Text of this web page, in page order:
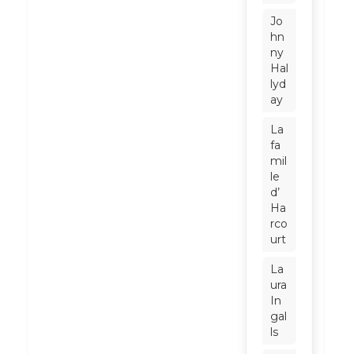
Jo
hn
ny
Hal
lyd
ay
La
fa
mil
le
d’
Ha
rco
urt
La
ura
In
gal
ls